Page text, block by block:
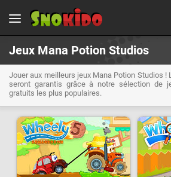
Jeux Mana Potion Studios
Jouer aux meilleurs jeux Mana Potion Studios
seront garantis grâce à notre sélection de
gratuits les plus populaires.